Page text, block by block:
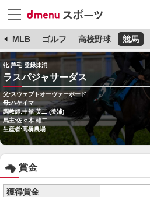
MLB ゴルフ 高校野球 競馬
牝 芦毛 登録抹消
ラスパジャサーダス
父:スウェプトオーヴァーボード
母:ハケイマ
調教師:中舘 英二 (美浦)
馬主:佐々木 雄二
生産者:高橋農場
賞金
獲得賞金